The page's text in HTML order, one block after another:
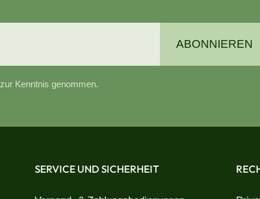
ABONNIEREN
zur Kenntnis genommen.
SERVICE UND SICHERHEIT